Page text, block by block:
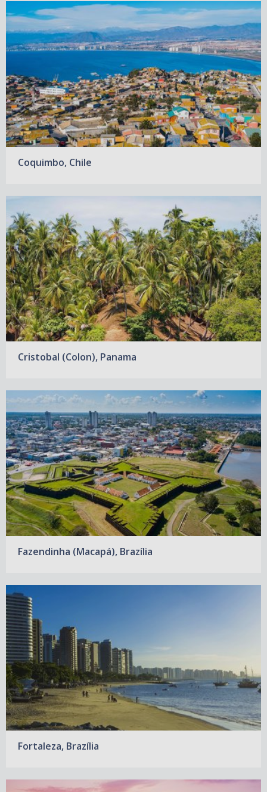
Coquimbo, Chile
Cristobal (Colon), Panama
Fazendinha (Macapá), Brazília
Fortaleza, Brazília